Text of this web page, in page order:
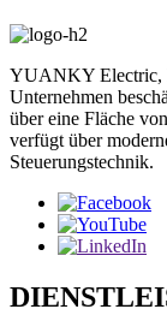
YUANKY Electric,
Unternehmen
über eine Fläche
verfügt über
Steuerungstechnik.